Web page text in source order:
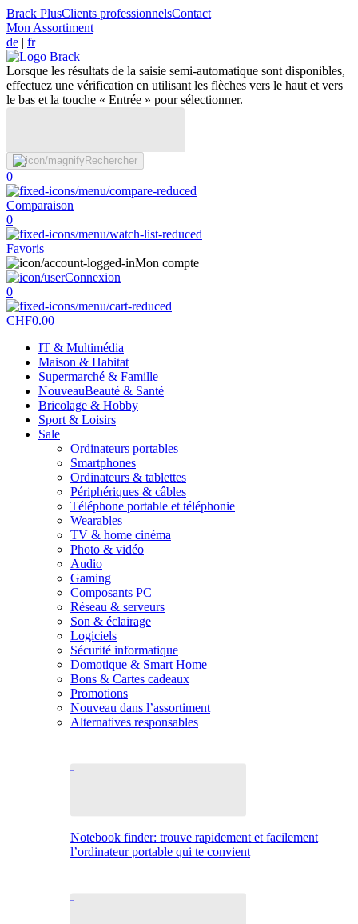
Brack PlusClients professionnelsContact
Mon Assortiment
de | fr
Lorsque les résultats de la saisie semi-automatique sont disponibles,
effectuez une vérification en utilisant les flèches vers le haut et vers
le bas et la touche « Entrée » pour sélectionner.
Rechercher
0
Comparaison
0
Favoris
Mon compte
Connexion
0
CHF0.00
IT & Multimédia
Maison & Habitat
Supermarché & Famille
NouveauBeauté & Santé
Bricolage & Hobby
Sport & Loisirs
Sale
Ordinateurs portables
Smartphones
Ordinateurs & tablettes
Périphériques & câbles
Téléphone portable et téléphonie
Wearables
TV & home cinéma
Photo & vidéo
Audio
Gaming
Composants PC
Réseau & serveurs
Son & éclairage
Logiciels
Sécurité informatique
Domotique & Smart Home
Bons & Cartes cadeaux
Promotions
Nouveau dans l’assortiment
Alternatives responsables
Notebook finder: trouve rapidement et facilement
l’ordinateur portable qui te convient